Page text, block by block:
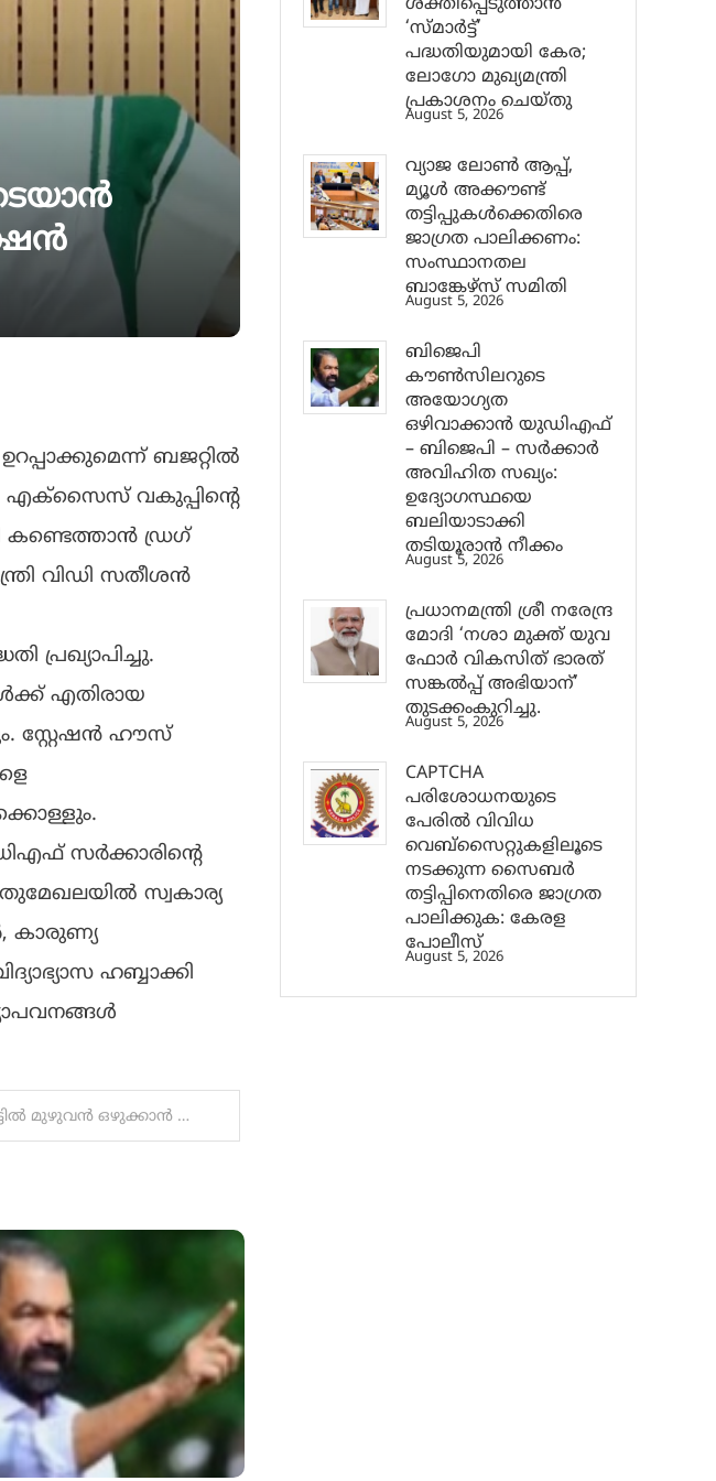
ബജറ്റിൽ
എക്സൈസ് വകുപ്പിന്റെ
കണ്ടെത്താൻ ഡ്രഗ്
വിഡി സതീശൻ
പ്രഖ്യാപിച്ചു.
എതിരായ
സ്റ്റേഷൻ ഹൗസ്
സർക്കാരിന്റെ
സ്വകാര്യ
കാരുണ്യ
ഹബ്ബാക്കി
വീര്യം കുറഞ്ഞ മദ്യം നാട്ടിൽ മുഴുവൻ ഒഴുക്കാൻ ആണ് UDFന്റെ പദ്ധതി, അഴിമതിയാണ് ബജറ്റ് ലക്ഷ്യമിടുന്നത്’; എം ബി രാജേഷ്
ശക്തിപ്പെടുത്താന്‍
‘സ്മാര്‍ട്ട്’
പദ്ധതിയുമായി കേര;
ലോഗോ മുഖ്യമന്ത്രി
പ്രകാശനം ചെയ്തു
August 5, 2026
വ്യാജ ലോൺ ആപ്പ്,
മ്യൂൾ അക്കൗണ്ട്
തട്ടിപ്പുകൾക്കെതിരെ
ജാ​ഗ്രത പാലിക്കണം:
സംസ്ഥാനതല
ബാങ്കേഴ്സ് സമിതി
August 5, 2026
ബിജെപി
കൗൺസിലറുടെ
അയോഗ്യത
ഒഴിവാക്കാൻ യുഡിഎഫ്
– ബിജെപി – സർക്കാർ
അവിഹിത സഖ്യം:
ഉദ്യോഗസ്ഥയെ
ബലിയാടാക്കി
തടിയൂരാൻ നീക്കം
August 5, 2026
പ്രധാനമന്ത്രി ശ്രീ നരേന്ദ്ര
മോദി ‘നശാ മുക്ത് യുവ
ഫോർ വികസിത് ഭാരത്
സങ്കൽപ്പ് അഭിയാന്’
തുടക്കംകുറിച്ചു.
August 5, 2026
CAPTCHA
പരിശോധനയുടെ
പേരില്‍ വിവിധ
വെബ്സൈറ്റുകളിലൂടെ
നടക്കുന്ന സൈബര്‍
തട്ടിപ്പിനെതിരെ ജാഗ്രത
പാലിക്കുക: കേരള
പോലീസ്
August 5, 2026